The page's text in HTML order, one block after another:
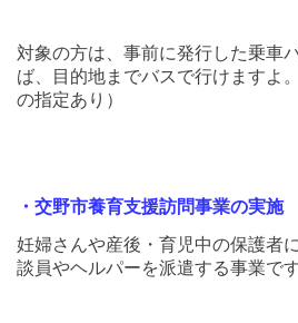
対象の方は、事前に発行した乗車
ば、目的地までバスで行けますよ
の指定あり）
・交野市養育支援訪問事業の実施
妊婦さんや産後・育児中の保護者
談員やヘルパーを派遣する事業です